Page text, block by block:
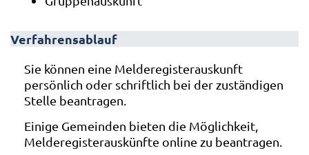
Verfahrensablauf
Sie können eine Melderegisterauskunft
persönlich oder schriftlich bei der zuständigen
Stelle beantragen.
Einige Gemeinden bieten die Möglichkeit,
Melderegisterauskünfte online zu beantragen.